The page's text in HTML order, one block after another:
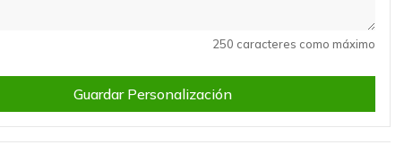
250 caracteres como máximo
Guardar Personalización